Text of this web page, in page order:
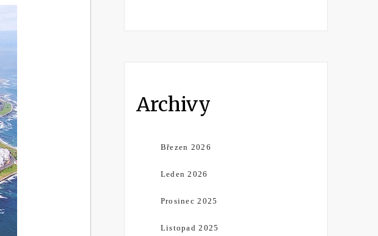
Archivy
Březen 2026
Leden 2026
Prosinec 2025
Listopad 2025